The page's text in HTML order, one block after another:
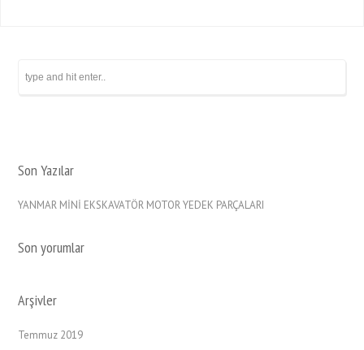
Son Yazılar
YANMAR MİNİ EKSKAVATÖR MOTOR YEDEK PARÇALARI
Son yorumlar
Arşivler
Temmuz 2019